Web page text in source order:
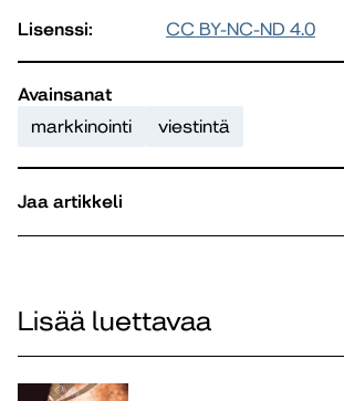
Lisenssi:
CC BY-NC-ND 4.0
Avainsanat
markkinointi
viestintä
Jaa artikkeli
Lisää luettavaa